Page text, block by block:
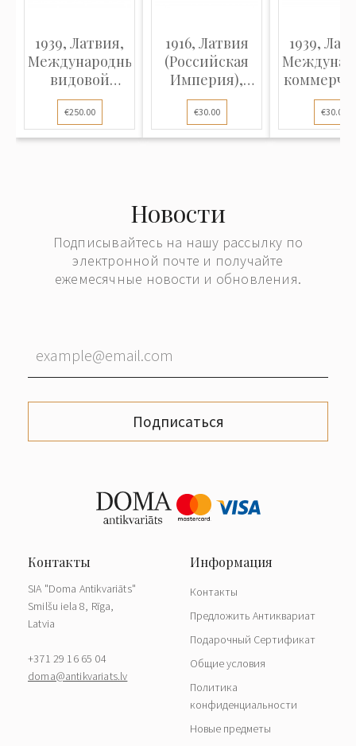
1939, Латвия,
Международный
видовой
конверт,
отправленный
из Риги во
€250.00
1916, Латвия
(Российская
Империя),
Почтовый
конверт
отправленный
Эстляндскую
губернию
€30.00
1939,
из
€30.00
Новости
Подписывайтесь на нашу рассылку по
электронной почте и получайте
ежемесячные новости и обновления.
Подписаться
SIA "Doma Antikvariāts"
Smilšu iela 8, Rīga,
Latvia
+371 29 16 65 04
doma@antikvariats.lv
Контакты
Предложить Антиквариат
Подарочный Сертификат
Общие условия
Политика
конфиденциальности
Новые предметы